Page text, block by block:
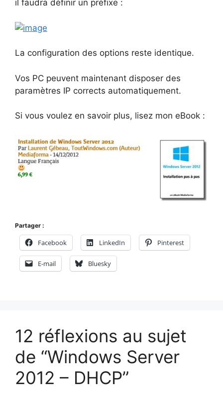
il faudra définir un préfixe :
La configuration des options reste identique.
Vos PC peuvent maintenant disposer des
paramètres IP corrects automatiquement.
Si vous voulez en savoir plus, lisez mon eBook :
Partager :
Facebook LinkedIn Pinterest
E-mail Bluesky
12 réflexions au sujet
de “Windows Server
2012 – DHCP”